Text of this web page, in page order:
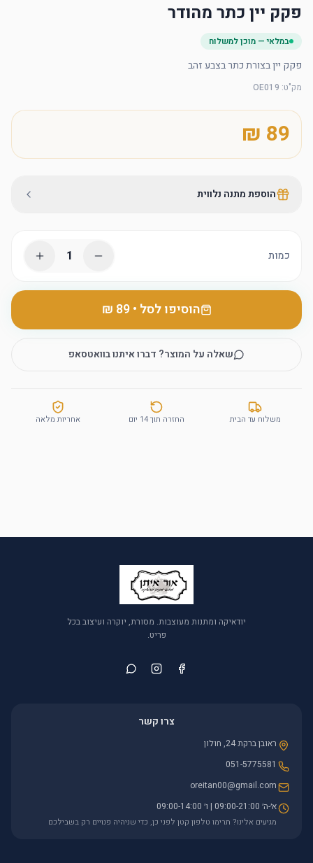
פקק יין כתר מהודר
במלאי — מוכן למשלוח
פקק יין בצורת כתר בצבע זהב
מק"ט:
OE019
הוספת מתנה נלווית
כמות 1
הוסיפו לסל •
‏89 ₪
שאלה על המוצר? דברו איתנו בוואטסאפ
משלוח עד הבית החזרה תוך 14 יום אחריות מלאה
יודאיקה ומתנות מעוצבות. מסורת, יוקרה ועיצוב בכל
פריט.
צרו קשר
ראובן ברקת 24, חולון
051-5775581
oreitan00@gmail.com
א׳-ה׳ 09:00-21:00 | ו׳ 09:00-14:00
מגיעים אלינו? תרימו טלפון קטן לפני כן, כדי שניהיה פנויים רק בשבילכם